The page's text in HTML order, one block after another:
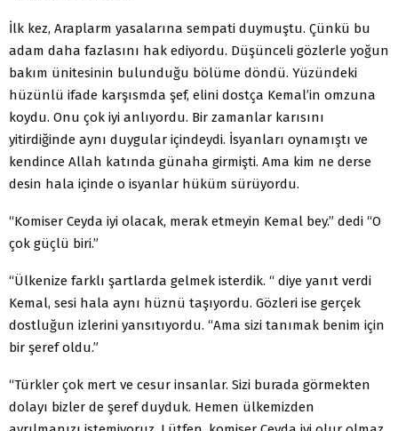
İlk kez, Araplarm yasalarına sempati duymuştu. Çünkü bu
adam daha fazlasını hak ediyordu. Düşünceli gözlerle yoğun
bakım ünitesinin bulunduğu bölüme döndü. Yüzündeki
hüzünlü ifade karşısmda şef, elini dostça Kemal’in omzuna
koydu. Onu çok iyi anlıyordu. Bir zamanlar karısını
yitirdiğinde aynı duygular içindeydi. İsyanları oynamıştı ve
kendince Allah katında günaha girmişti. Ama kim ne derse
desin hala içinde o isyanlar hüküm sürüyordu.
“Komiser Ceyda iyi olacak, merak etmeyin Kemal bey.” dedi “O
çok güçlü biri.”
“Ülkenize farklı şartlarda gelmek isterdik. “ diye yanıt verdi
Kemal, sesi hala aynı hüznü taşıyordu. Gözleri ise gerçek
dostluğun izlerini yansıtıyordu. “Ama sizi tanımak benim için
bir şeref oldu.”
“Türkler çok mert ve cesur insanlar. Sizi burada görmekten
dolayı bizler de şeref duyduk. Hemen ülkemizden